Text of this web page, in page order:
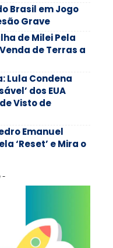
Brasil em Jogo
Grave
de Milei Pela
de Terras a
Lula Condena
dos EUA
Visto de
Emanuel
‘Reset’ e Mira o
-